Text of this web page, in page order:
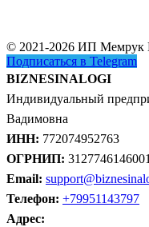
© 2021-2026 ИП Мемрук
Подписаться в Telegram
BIZNESINALOGI
Индивидуальный
Вадимовна
ИНН: 772074952763
ОГРНИП:
Email:
Телефон: +79951143797
Адрес: